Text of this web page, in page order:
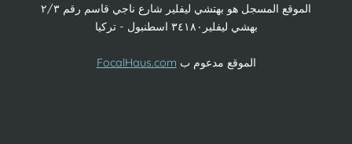
الموقع المسجل هو بهتشي ليفلير شارع ناجي قاسم رقم ٢/٣
بهشي ليفلير٣٤١٨٠ اسطنبول - تركيا
الموقع مدعوم ب FocalHaus.com